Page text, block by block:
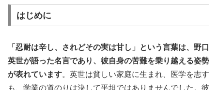
はじめに
「忍耐は辛し、されどその実は甘し」という言葉は、野口
英世が語った名言であり、彼自身の苦難を乗り越える姿勢
が表れています。英世は貧しい家庭に生まれ、医学を志す
も、学業の道のりは決して平坦ではありませんでした。彼